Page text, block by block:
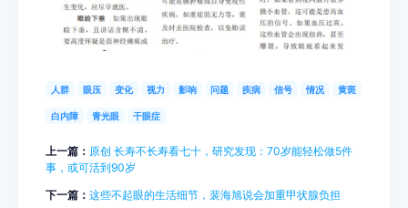
人群 眼压 变化 视力 影响 问题 疾病 信号 情况 黄斑
白内障 青光眼 干眼症
上一篇： 原创 长寿不长寿看七十，研究发现：70岁能轻松做5件
事，或可活到90岁
下一篇： 这些不起眼的生活细节，裴海旭说会加重甲状腺负担